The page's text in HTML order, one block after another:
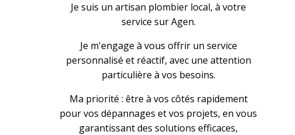
Je suis un artisan plombier local, à votre
service sur Agen.
Je m'engage à vous offrir un service
personnalisé et réactif, avec une attention
particulière à vos besoins.
Ma priorité : être à vos côtés rapidement
pour vos dépannages et vos projets, en vous
garantissant des solutions efficaces,